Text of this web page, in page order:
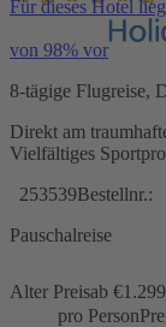
Für dieses Hotel
von 98% vor
8-tägige Flugreise,
Direkt am
Vielfältiges
253539Bestellnr.:
Pauschalreise
Alter Preisab €
pro Person